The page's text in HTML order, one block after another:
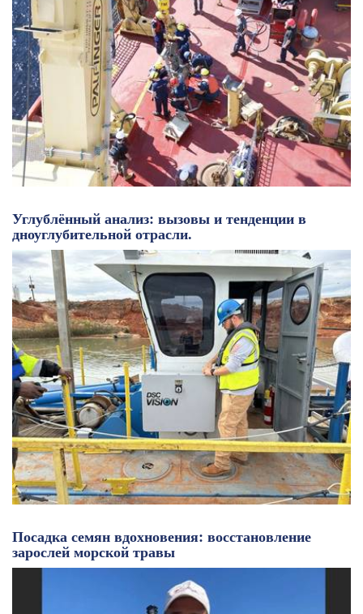
Углублённый анализ: вызовы и тенденции в
дноуглубительной отрасли.
Посадка семян вдохновения: восстановление
зарослей морской травы